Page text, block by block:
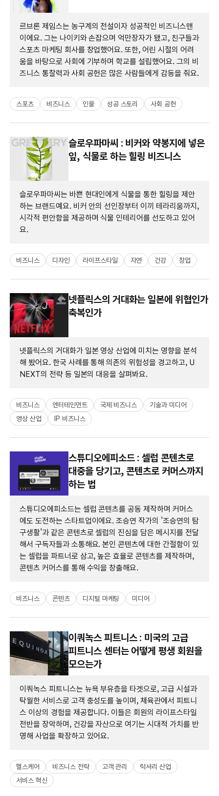
르브론 제임스는 농구계의 전설이자 성공적인 비즈니스맨
이에요. 그는 나이키와 손잡으며 억만장자가 됐고, 친구들과
스포츠 마케팅 회사를 창업했어요. 또한, 어린 시절의 어려
움을 바탕으로 사회에 기부하며 학교를 설립했어요. 그의 비
즈니스 통찰력과 사회 공헌은 많은 사람들에게 감동을 줘요.
스포츠 비즈니스 인물 성공 스토리 사회 공헌
슬로우파마씨 : 비커와 약봉지에 넣은
잎, 식물로 하는 힐링 비즈니스
슬로우파마씨는 바쁜 현대인에게 식물을 통한 힐링을 제안
하는 브랜드예요. 비커 안의 선인장부터 이끼 테라리움까지,
시각적 편안함을 제공하며 식물 인테리어를 선도하고 있어
요.
비즈니스 디자인 라이프스타일 자연 건강 창업
넷플릭스의 거대화는 일본에 위협인가
축복인가
넷플릭스의 거대화가 일본 영상 산업에 미치는 영향을 분석
해 봤어요. 한국 사례를 통해 의존의 위험성을 경고하고, U
NEXT의 전략 등 일본의 대응을 살펴봐요.
비즈니스 엔터테인먼트 국제 비즈니스
기술과 미디어
영상 산업
IP 비즈니스
스튜디오에피소드 : 셀럽 콘텐츠로
대중을 당기고, 콘텐츠로 커머스까지
하는 법
스튜디오에피소드는 셀럽 콘텐츠를 공동 제작하며 커머스
에도 도전하는 스타트업이에요. 조승연 작가의 '조승연의 탐
구생활'과 같은 콘텐츠로 셀럽의 진심을 담은 메시지를 전달
해서 구독자들과 소통해요. 본인 콘텐츠에 대한 간절함이 있
는 셀럽을 파트너로 삼고, 높은 효율로 콘텐츠를 제작하며,
콘텐츠 커머스를 통해 수익을 창출해요.
비즈니스 콘텐츠 디지털 마케팅 미디어
이쿼녹스 피트니스 : 미국의 고급
피트니스 센터는 어떻게 평생 회원을
모으는가
이쿼녹스 피트니스는 뉴욕 부유층을 타겟으로, 고급 시설과
탁월한 서비스로 고객 충성도를 높이며, 체육관에서 피트니
스 이상의 경험을 제공합니다. 이들은 회원의 라이프스타일
전반을 장악하며, 건강을 자산으로 여기는 시대적 가치를 반
영해 사업을 확장하고 있어요.
헬스케어 비즈니스 전략 고객 관리
럭셔리 산업
서비스 혁신